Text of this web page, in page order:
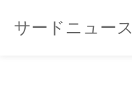
サードニュース